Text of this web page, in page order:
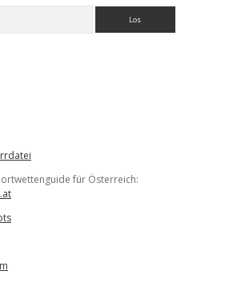
für Österreich: